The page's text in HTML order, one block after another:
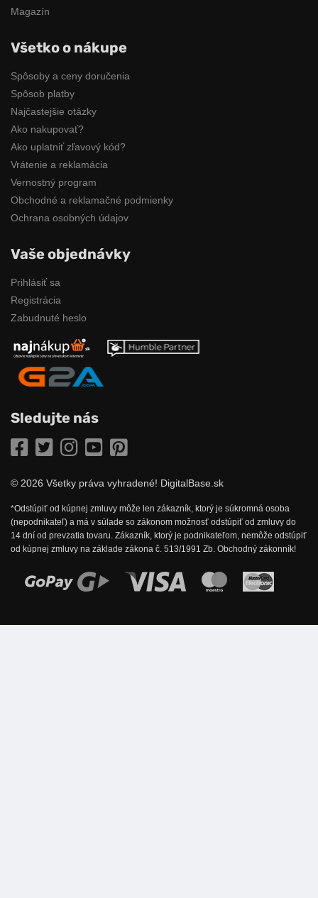
Magazín
Všetko o nákupe
Spôsoby a ceny doručenia
Spôsob platby
Najčastejšie otázky
Ako nakupovať?
Ako uplatniť zľavový kód?
Vrátenie a reklamácia
Vernostný program
Obchodné a reklamačné podmienky
Ochrana osobných údajov
Vaše objednávky
Prihlásiť sa
Registrácia
Zabudnuté heslo
Sledujte nás
Facebook
TwitterInstagramYouTube
© 2026 Všetky práva vyhradené! DigitalBase.sk
*Odstúpiť od kúpnej zmluvy môže len zákazník, ktorý je súkromná osoba
(nepodnikateľ) a má v súlade so zákonom možnosť odstúpiť od zmluvy do
14 dní od prevzatia tovaru. Zákazník, ktorý je podnikateľom, nemôže odstúpiť
od kúpnej zmluvy na základe zákona č. 513/1991 Zb. Obchodný zákonník!
Možnosti online platby